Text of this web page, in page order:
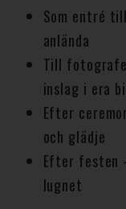
Som entré
anlända
Till
inslag i era
Efter
och glädje
Efter festen
lugnet